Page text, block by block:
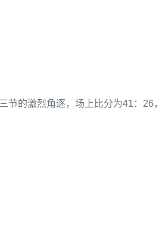
的激烈角逐，场上比分为41：26，